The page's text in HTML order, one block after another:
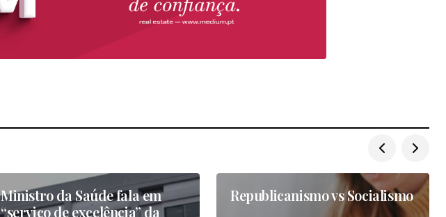
Ministro da Saúde fala em
“serviço de excelência” da
Republicanismo vs Socialismo